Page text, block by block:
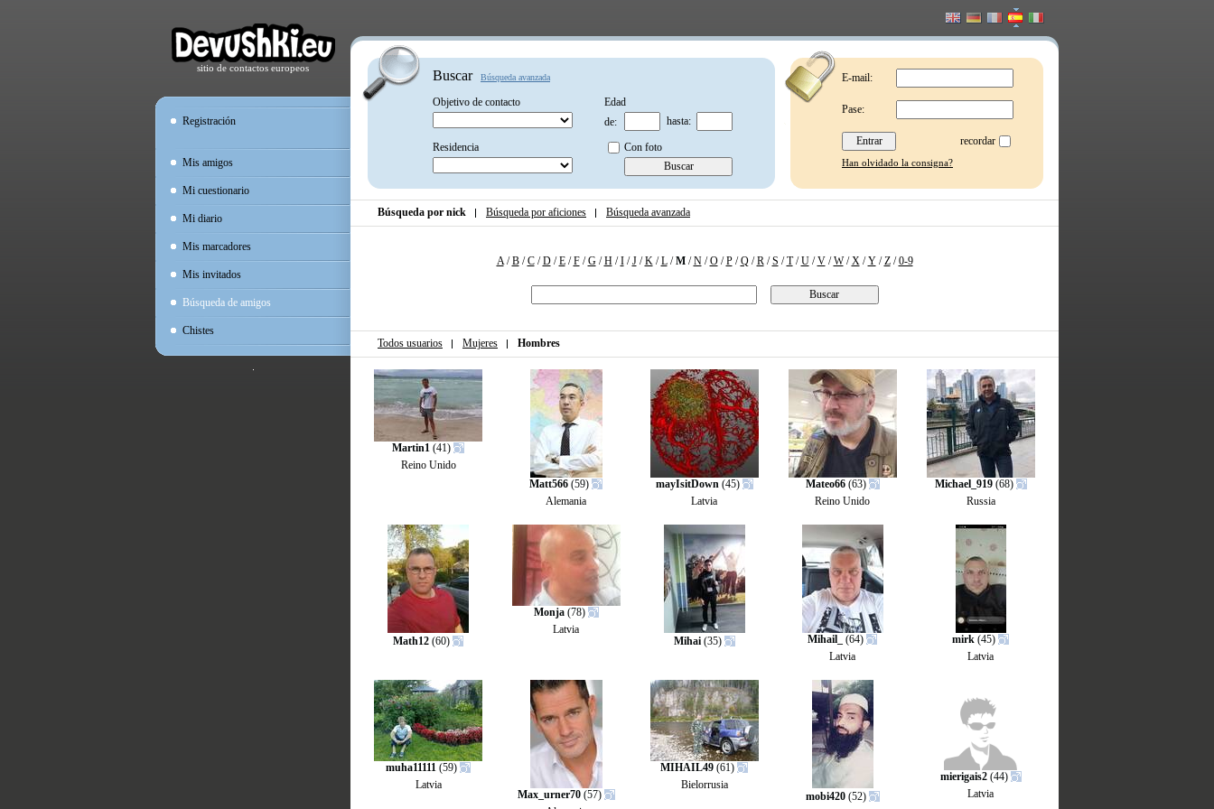
sitio de contactos europeos
Registración
Mis amigos
Mi cuestionario
Mi diario
Mis marcadores
Mis invitados
Búsqueda de amigos
Chistes
Buscar Búsqueda avanzada
Objetivo de contacto
Edad
de:
hasta:
Residencia Con foto
E-mail:
Pase:
recordar
Han olvidado la consigna?
Búsqueda por nick Búsqueda por aficiones Búsqueda avanzada
A/B/C/D/E/F/G/H/I/J/K/L/M/N/O/P/Q/R/S /T/U/V/W/X/Y/Z/0-9
Todos usuarios Mujeres Hombres
Martin1 (41)
Reino Unido
Matt566 (59)
Alemania
mayIsitDown(45)
Latvia
Mateo66(63)
Reino Unido
Michael_919(68)
Russia
Math12 (60)
Monja(78)
Latvia
Mihai(35) Mihail_
(64)
Latvia
mirk (45)
Latvia
muha11111 (59)
Latvia
Max_urner70(57)
MIHAIL49 (61)
Bielorrusia
mobi420(52)
mierigais2(44)
Latvia